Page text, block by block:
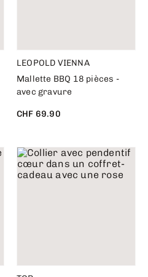
LEOPOLD VIENNA
Mallette BBQ 18 pièces -
avec gravure
CHF 69.90